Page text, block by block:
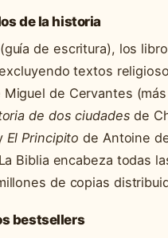
de la historia
de escritura), los
textos
Miguel de Cervantes
de dos ciudades de
El Principito de Antoine
Biblia encabeza todas
de copias
bestsellers